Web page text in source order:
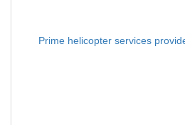
Prime helicopter services